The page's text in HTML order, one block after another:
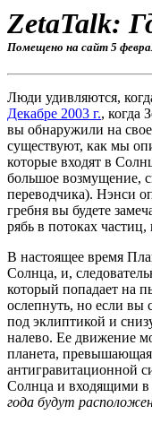
ZetaTalk:
Помещено на сайт 5
Люди удивляются,
Декабре 2003 г., когда
вы обнаружили на
существуют, как мы
которые входят в
большое возмущение,
переводчика). Нэнси
гребня вы будете
рябь в потоках
В настоящее время
Солнца, и,
который попадает на
ослепнуть, но если вы
под эклиптикой и
налево. Ее движение
планета, превышающая
антигравитационной
Солнца и входящими в
года будут